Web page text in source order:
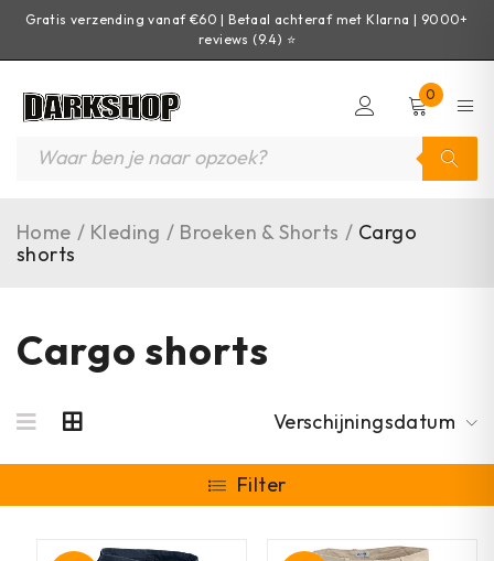
Gratis verzending vanaf €60 | Betaal achteraf met Klarna | 9000+
reviews (9.4) ⭐
0
Home / Kleding / Broeken & Shorts / Cargo
shorts
Cargo shorts
Verschijningsdatum
Filter